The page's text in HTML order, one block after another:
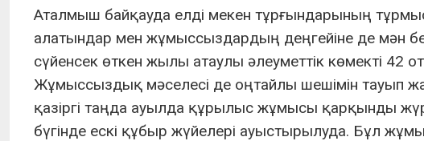
Аталмыш байқауда елді мекен тұрғындарының
алатындар мен жұмыссыздардың деңгейіне де мән
сүйенсек өткен жылы атаулы әлеуметтік көмекті 42
Жұмыссыздық мәселесі де оңтайлы шешімін тауып
қазіргі таңда ауылда құрылыс жұмысы қарқынды
бүгінде ескі құбыр жүйелері ауыстырылуда. Бұл